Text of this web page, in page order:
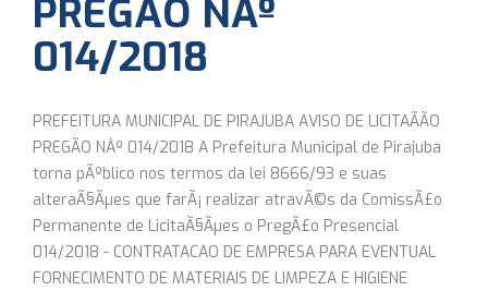
PREGÃO NÂº
014/2018
PREFEITURA MUNICIPAL DE PIRAJUBA AVISO DE LICITAÃÃO
PREGÃO NÂº 014/2018 A Prefeitura Municipal de Pirajuba
torna pÃºblico nos termos da lei 8666/93 e suas
alteraÃ§Ãµes que farÃ¡ realizar atravÃ©s da ComissÃ£o
Permanente de LicitaÃ§Ãµes o PregÃ£o Presencial
014/2018 - CONTRATACAO DE EMPRESA PARA EVENTUAL
FORNECIMENTO DE MATERIAIS DE LIMPEZA E HIGIENE